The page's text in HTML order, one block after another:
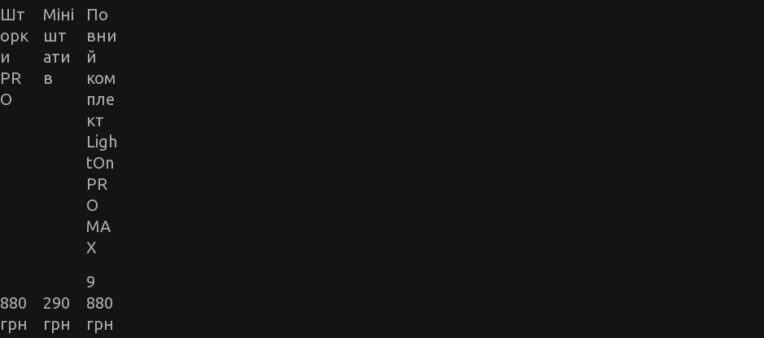
Шт
орк
и
PR
O
880
грн
Міні
шт
ати
в
290
грн
По
вни
й
ком
пле
кт
Ligh
tOn
PR
O
MA
X
9
880
грн